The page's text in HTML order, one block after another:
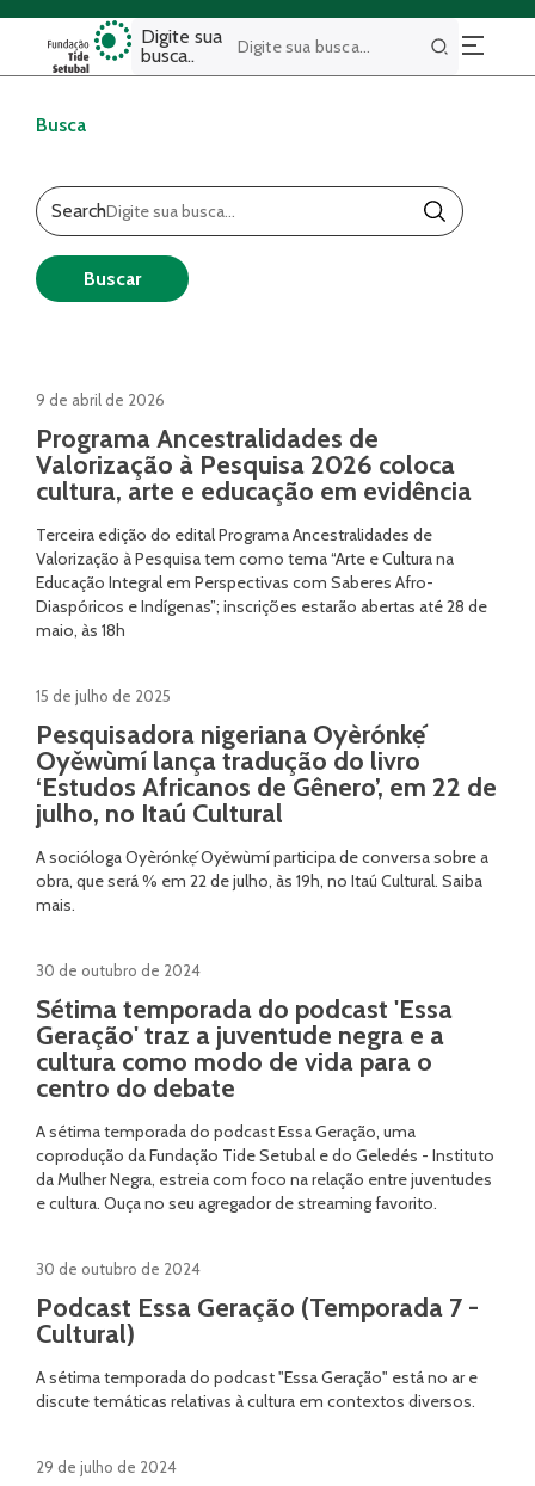
Digite sua
busca..
Buscar
Busca
Search
Buscar
9 de abril de 2026
Programa Ancestralidades de
Valorização à Pesquisa 2026 coloca
cultura, arte e educação em evidência
Terceira edição do edital Programa Ancestralidades de
Valorização à Pesquisa tem como tema “Arte e Cultura na
Educação Integral em Perspectivas com Saberes Afro-
Diaspóricos e Indígenas”; inscrições estarão abertas até 28 de
maio, às 18h
15 de julho de 2025
Pesquisadora nigeriana Oyèrónkẹ́
Oyěwùmí lança tradução do livro
‘Estudos Africanos de Gênero’, em 22 de
julho, no Itaú Cultural
A socióloga Oyèrónkẹ́ Oyěwùmí participa de conversa sobre a
obra, que será % em 22 de julho, às 19h, no Itaú Cultural. Saiba
mais.
30 de outubro de 2024
Sétima temporada do podcast 'Essa
Geração' traz a juventude negra e a
cultura como modo de vida para o
centro do debate
A sétima temporada do podcast Essa Geração, uma
coprodução da Fundação Tide Setubal e do Geledés - Instituto
da Mulher Negra, estreia com foco na relação entre juventudes
e cultura. Ouça no seu agregador de streaming favorito.
30 de outubro de 2024
Podcast Essa Geração (Temporada 7 -
Cultural)
A sétima temporada do podcast "Essa Geração" está no ar e
discute temáticas relativas à cultura em contextos diversos.
29 de julho de 2024